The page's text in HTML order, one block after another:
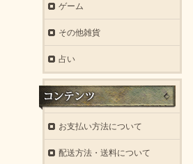
ゲーム
その他雑貨
占い
お支払い方法について
配送方法・送料について